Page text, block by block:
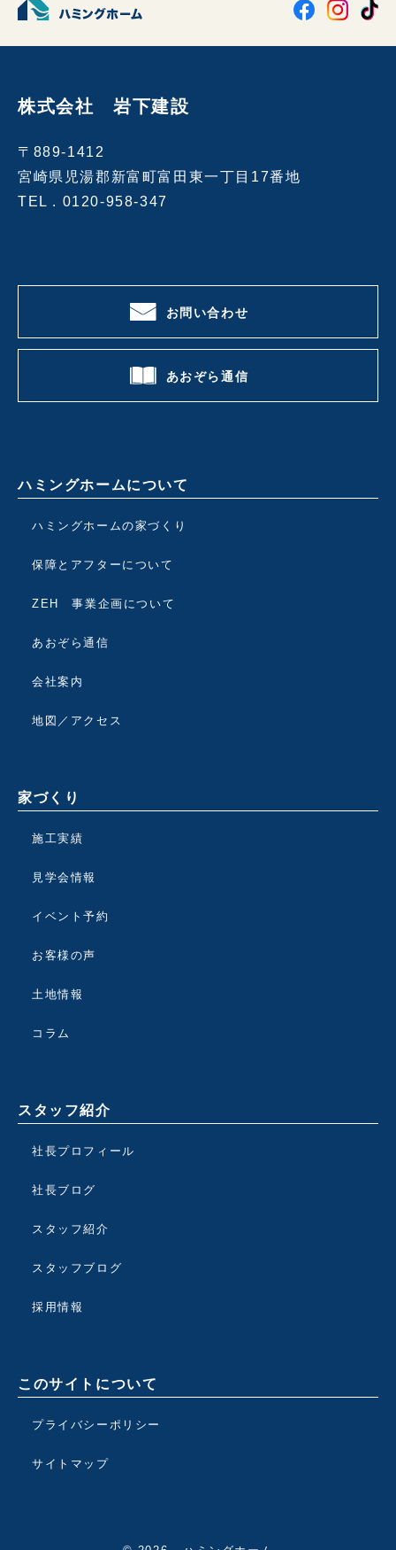
株式会社 岩下建設
〒889-1412
宮崎県児湯郡新富町富田東一丁目17番地
TEL . 0120-958-347
お問い合わせ
あおぞら通信
ハミングホームについて
ハミングホームの家づくり
保障とアフターについて
ZEH 事業企画について
あおぞら通信
会社案内
地図／アクセス
家づくり
施工実績
見学会情報
イベント予約
お客様の声
土地情報
コラム
スタッフ紹介
社長プロフィール
社長ブログ
スタッフ紹介
スタッフブログ
採用情報
このサイトについて
プライバシーポリシー
サイトマップ